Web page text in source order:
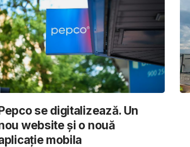
se digitalizează. Un
website și o nouă
mobila